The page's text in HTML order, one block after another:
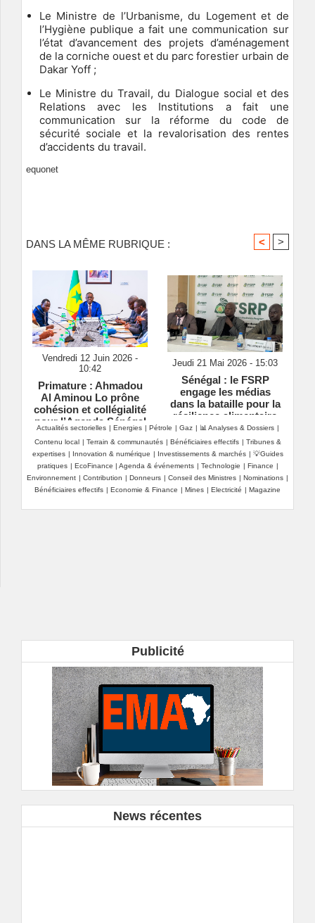
Le Ministre de l’Urbanisme, du Logement et de
l’Hygiène publique a fait une communication sur
l’état d’avancement des projets d’aménagement
de la corniche ouest et du parc forestier urbain de
Dakar Yoff ;
Le Ministre du Travail, du Dialogue social et des
Relations avec les Institutions a fait une
communication sur la réforme du code de
sécurité sociale et la revalorisation des rentes
d’accidents du travail.
equonet
DANS LA MÊME RUBRIQUE : < >
Vendredi 12 Juin 2026 -
10:42
Primature : Ahmadou
Al Aminou Lo prône
cohésion et collégialité
pour l’Agenda Sénégal
2050
Jeudi 21 Mai 2026 - 15:03
Sénégal : le FSRP
engage les médias
dans la bataille pour la
résilience alimentaire
Actualités sectorielles | Energies | Pétrole | Gaz | 📊 Analyses & Dossiers |
Contenu local | Terrain & communautés | Bénéficiaires effectifs | Tribunes &
expertises | Innovation & numérique | Investissements & marchés | 💡Guides
pratiques | EcoFinance | Agenda & événements | Technologie | Finance |
Environnement | Contribution | Donneurs | Conseil des Ministres | Nominations |
Bénéficiaires effectifs | Economie & Finance | Mines | Electricité | Magazine
Publicité
News récentes